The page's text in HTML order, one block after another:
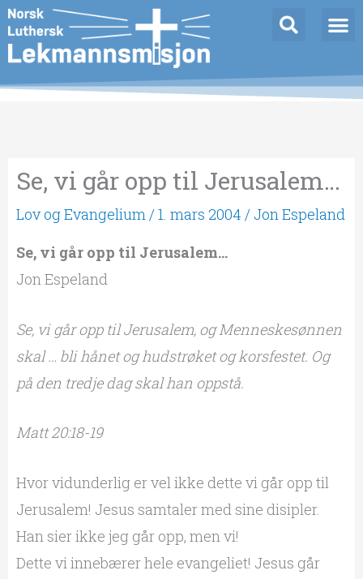
Hopp
rett
til
innholdet
Se, vi går opp til Jerusalem…
Lov og Evangelium /1. mars 2004 / Jon Espeland
Se, vi går opp til Jerusalem…
Jon Espeland
Se, vi går opp til Jerusalem, og Menneskesønnen
skal … bli hånet og hudstrøket og korsfestet. Og
på den tredje dag skal han oppstå.
Matt 20:18-19
Hvor vidunderlig er vel ikke dette vi går opp til
Jerusalem! Jesus samtaler med sine disipler.
Han sier ikke jeg går opp, men vi!
Dette vi innebærer hele evangeliet! Jesus går